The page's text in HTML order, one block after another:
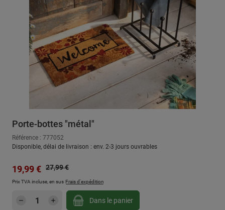
Porte-bottes "métal"
Référence : 777052
Disponible, délai de livraison : env. 2-3 jours ouvrables
Prix de vente :
19,99 € Prix régulier :
27,99 €
Prix TVA incluse, en sus Frais d'expédition
Quantité de produit : Entrez la quantité
Dans le panier